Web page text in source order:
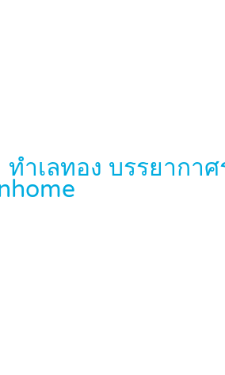
ำเลทอง บรรยากา